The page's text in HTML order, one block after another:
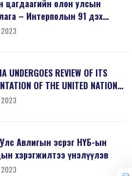
цагдаагийн олон улсын
– Интерполын 91 дэх
2023
UNDERGOES REVIEW OF ITS
OF THE UNITED NATIONS
2023
Авлигын эсрэг НҮБ-ын
хэрэгжилтээ үнэлүүлэв
2023